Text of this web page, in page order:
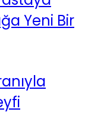
Yeni Bir